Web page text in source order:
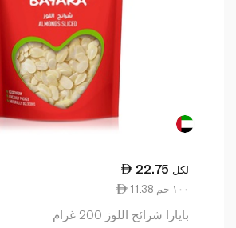
22.75 لكل
11.38 ١٠٠ جم
بايارا شرائح اللوز 200 غرام